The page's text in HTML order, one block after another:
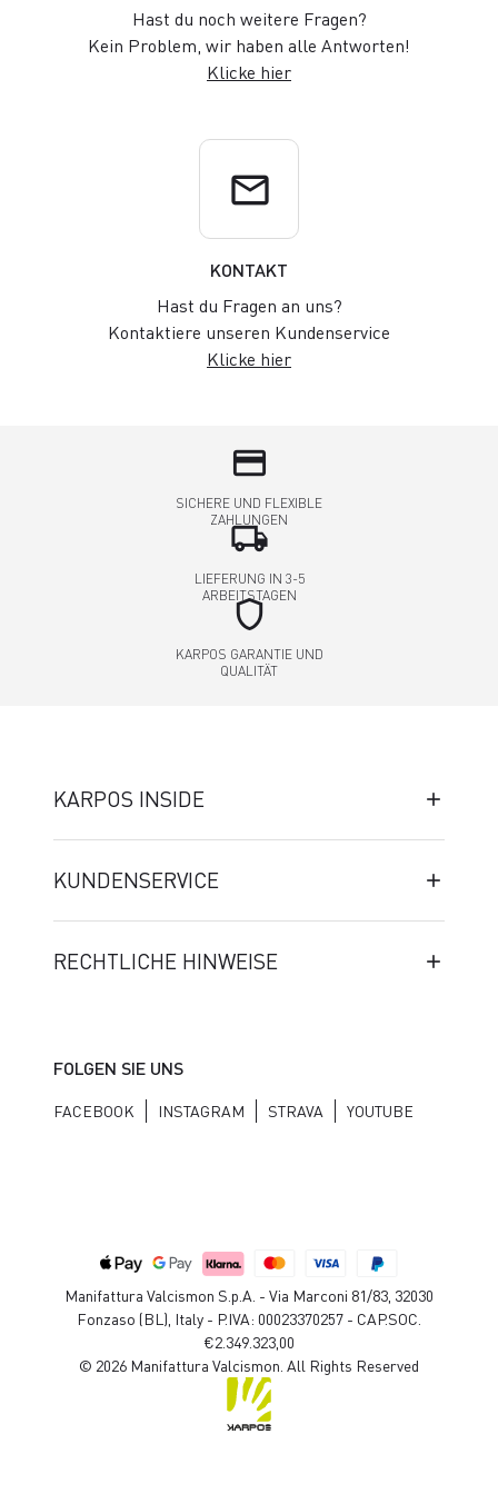
Hast du noch weitere Fragen?
Kein Problem, wir haben alle Antworten!
Klicke hier
email
KONTAKT
Hast du Fragen an uns?
Kontaktiere unseren Kundenservice
Klicke hier
credit_card
SICHERE UND FLEXIBLE
ZAHLUNGEN
local_shipping
LIEFERUNG IN 3-5
ARBEITSTAGEN
shield
KARPOS GARANTIE UND
QUALITÄT
KARPOS INSIDE
KUNDENSERVICE
RECHTLICHE HINWEISE
FOLGEN SIE UNS
FACEBOOK INSTAGRAM STRAVA YOUTUBE
Manifattura Valcismon S.p.A. - Via Marconi 81/83, 32030
Fonzaso (BL), Italy - P.IVA: 00023370257 - CAP.SOC.
€2.349.323,00
© 2026 Manifattura Valcismon. All Rights Reserved